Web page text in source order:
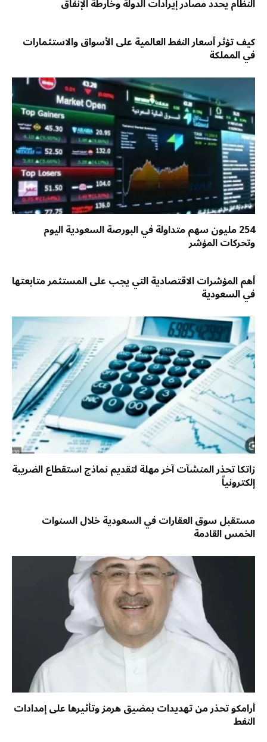
النظام يحدد مصادر إيرادات الدولة وخارطة الإنفاق
كيف تؤثر أسعار النفط العالمية على الأسواق والاستثمارات
في المملكة
254 مليون سهم متداولة في البورصة السعودية اليوم
وتحركات المؤشر
أهم المؤشرات الاقتصادية التي يجب على المستثمر متابعتها
في السعودية
زاتكا تحذر المنشآت آخر مهلة لتقديم نماذج استقطاع الضريبة
إلكترونياً
مستقبل سوق العقارات في السعودية خلال السنوات
الخمس القادمة
أرامكو تحذر من تهديدات بمضيق هرمز وتأثيرها على إمدادات
النفط